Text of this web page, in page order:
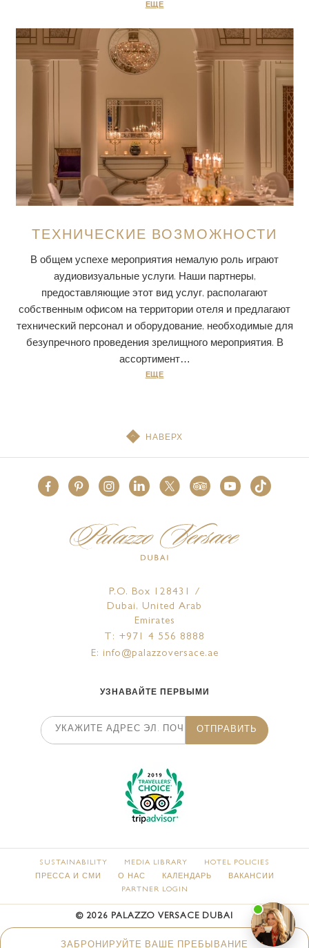
ЗАБРОНИРУЙТЕ ВАШЕ ПРЕБЫВАНИЕ
ЕЩЕ
ТЕХНИЧЕСКИЕ ВОЗМОЖНОСТИ
В общем успехе мероприятия немалую роль играют
аудиовизуальные услуги. Наши партнеры,
предоставляющие этот вид услуг, располагают
собственным офисом на территории отеля и предлагают
технический персонал и оборудование, необходимые для
безупречного проведения зрелищного мероприятия. В
ассортимент…
ЕЩЕ
НАВЕРХ
P.O. Box 128431 /
Dubai, United Arab
Emirates
T: +971 4 556 8888
E: info@palazzoversace.ae
УЗНАВАЙТЕ ПЕРВЫМИ
ОТПРАВИТЬ
SUSTAINABILITY MEDIA LIBRARY
HOTEL POLICIES
ПРЕССА И СМИ
О НАС КАЛЕНДАРЬ
ВАКАНСИИ
PARTNER LOGIN
© 2026 PALAZZO VERSACE DUBAI